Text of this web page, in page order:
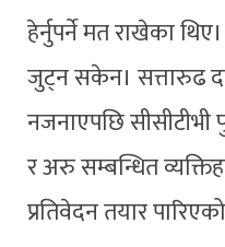
हेर्नुपर्ने मत राखेका
जुट्न सकेन। सत्तारुढ
नजनाएपछि सीसीटीभी
र अरु सम्बन्धित
प्रतिवेदन तयार